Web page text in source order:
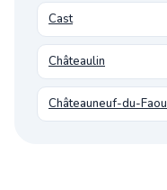
Cast
Châteaulin
Châteauneuf-du-Faou